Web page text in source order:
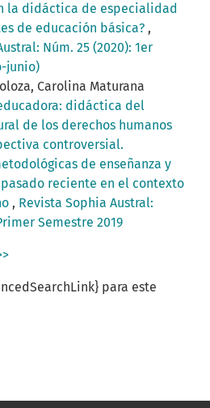
la didáctica de especialidad
de educación básica? ,
Núm. 25 (2020): 1er
junio)
Carolina Maturana
didáctica del
de los derechos humanos
controversial.
de enseñanza y
reciente en el contexto
, Revista Sophia Austral:
Semestre 2019
para este